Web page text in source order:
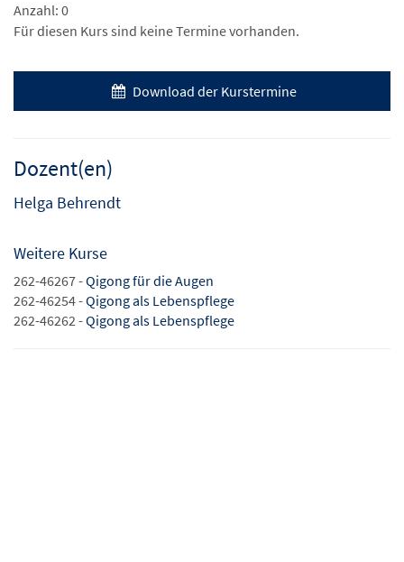
Anzahl: 0
Für diesen Kurs sind keine Termine vorhanden.
Download der Kurstermine
Dozent(en)
Helga Behrendt
Weitere Kurse
262-46267 -Qigong für die Augen
262-46254 -Qigong als Lebenspflege
262-46262 -Qigong als Lebenspflege